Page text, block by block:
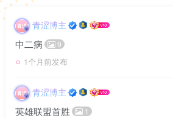
青涩博主
中二病 9
1个月前发布
青涩博主
英雄联盟首胜 1